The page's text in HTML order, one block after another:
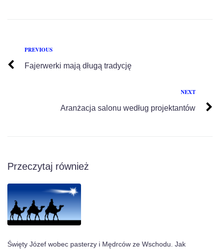
PREVIOUS
Fajerwerki mają długą tradycję
NEXT
Aranżacja salonu według projektantów
Przeczytaj również
Święty Józef wobec pasterzy i Mędrców ze Wschodu. Jak